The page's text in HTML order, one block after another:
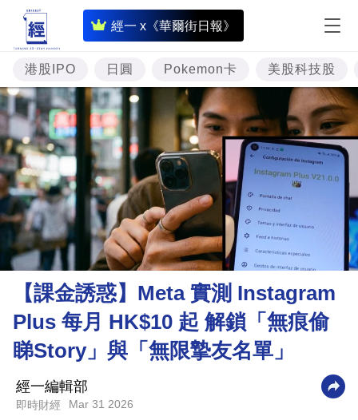
經一 x《華爾街日報》
即
時
財
經
專
題
投
資
樓
市
理
財
商
技
港股IPO 日圓 Pokemon卡 美股科技股
【課金誘惑】Meta 實測 Instagram
Plus 每月 HK$10 起 解鎖「無痕偷
睇Story」與「無限摯友名單」
經一編輯部
即時財經 Mar 31 2026